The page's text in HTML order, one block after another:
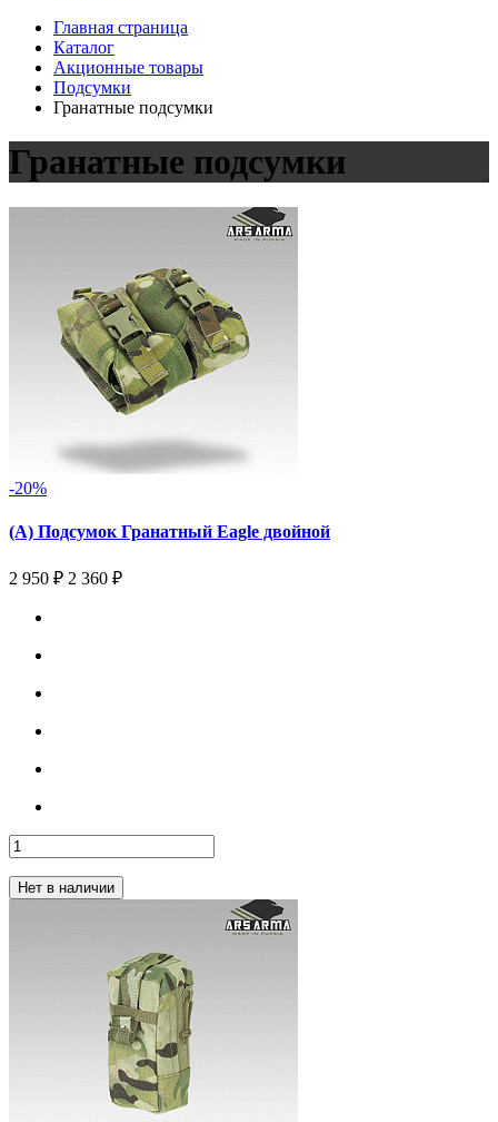
Главная страница
Каталог
Акционные товары
Подсумки
Гранатные подсумки
Гранатные подсумки
-20%
(А) Подсумок Гранатный Eagle двойной
2 950 ₽ 2 360 ₽
Нет в наличии